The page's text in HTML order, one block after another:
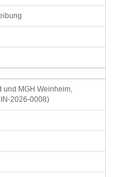
und MGH Weinheim,
2026-0008)